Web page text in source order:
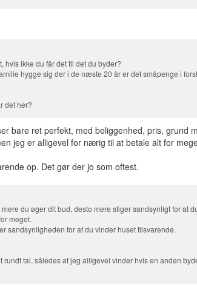
ikke du får det til det du byder?
hygge sig der i de næste 20 år er det småpenge i
det her?
bare ret perfekt, med beliggenhed, pris, grund
jeg er alligevel for nærig til at betale alt for
op. Det gør der jo som oftest.
du øger dit bud, desto mere stiger sandsynligt for at
meget.
sandsynligheden for at du vinder huset tilsvarende.
tal, således at jeg alligevel vinder hvis en anden